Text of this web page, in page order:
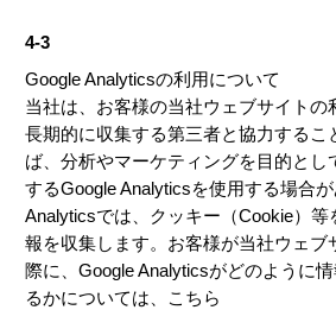
4-3
Google Analyticsの利用について
当社は、お客様の当社ウェブサイトの
長期的に収集する第三者と協力するこ
ば、分析やマーケティングを目的とし
するGoogle Analyticsを使用する場合
Analyticsでは、クッキー（Cookie）
報を収集します。お客様が当社ウェブ
際に、Google Analyticsがどのように
るかについては、こちら